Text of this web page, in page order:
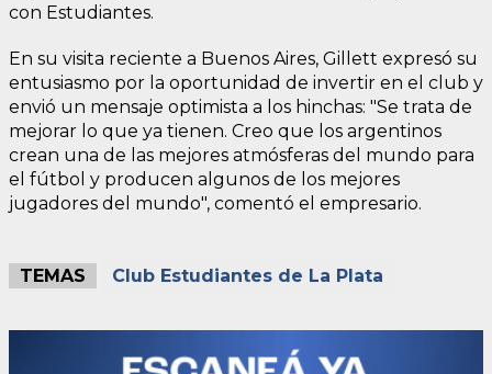
con Estudiantes.
En su visita reciente a Buenos Aires, Gillett expresó su
entusiasmo por la oportunidad de invertir en el club y
envió un mensaje optimista a los hinchas: "Se trata de
mejorar lo que ya tienen. Creo que los argentinos
crean una de las mejores atmósferas del mundo para
el fútbol y producen algunos de los mejores
jugadores del mundo", comentó el empresario.
TEMAS Club Estudiantes de La Plata